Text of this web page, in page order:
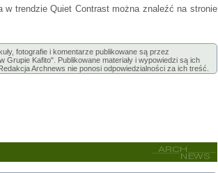
w trendzie Quiet Contrast można znaleźć na stronie
fotografie i komentarze publikowane są przez
Kafito". Publikowane materiały i wypowiedzi są ich
Archnews nie ponosi odpowiedzialności za ich treść.